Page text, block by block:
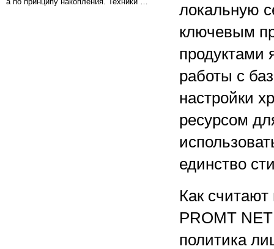
локальную
ключевым
продуктами
работы с
настройки
ресурсом
единство
Как
PROMT
политика